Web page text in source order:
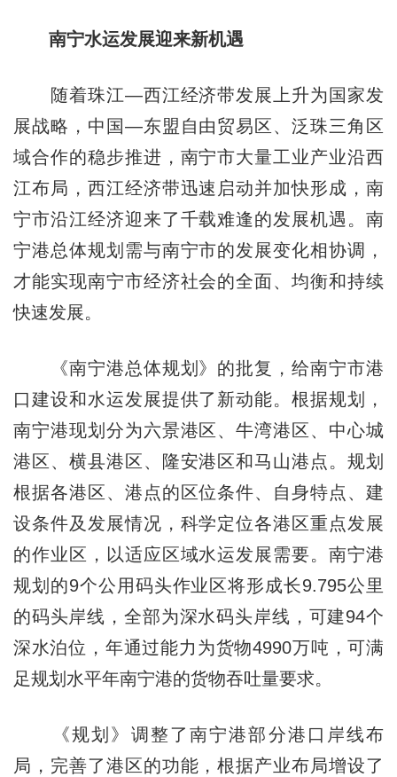
南宁水运发展迎来新机遇
随着珠江—西江经济带发展上升为国家发
展战略，中国—东盟自由贸易区、泛珠三角区
域合作的稳步推进，南宁市大量工业产业沿西
江布局，西江经济带迅速启动并加快形成，南
宁市沿江经济迎来了千载难逢的发展机遇。南
宁港总体规划需与南宁市的发展变化相协调，
才能实现南宁市经济社会的全面、均衡和持续
快速发展。
《南宁港总体规划》的批复，给南宁市港
口建设和水运发展提供了新动能。根据规划，
南宁港现划分为六景港区、牛湾港区、中心城
港区、横县港区、隆安港区和马山港点。规划
根据各港区、港点的区位条件、自身特点、建
设条件及发展情况，科学定位各港区重点发展
的作业区，以适应区域水运发展需要。南宁港
规划的9个公用码头作业区将形成长9.795公里
的码头岸线，全部为深水码头岸线，可建94个
深水泊位，年通过能力为货物4990万吨，可满
足规划水平年南宁港的货物吞吐量要求。
《规划》调整了南宁港部分港口岸线布
局，完善了港区的功能，根据产业布局增设了